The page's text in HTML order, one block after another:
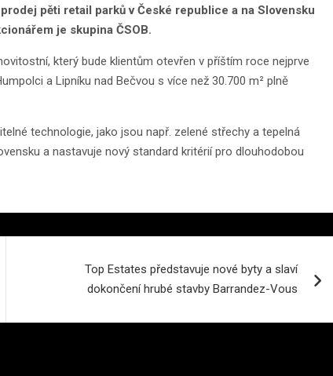
pěti retail parků v České republice a na Slovensku
je skupina ČSOB.
který bude klientům otevřen v příštím roce nejprve
a Lipníku nad Bečvou s více než 30.700 m² plně
technologie, jako jsou např. zelené střechy a tepelná
a nastavuje nový standard kritérií pro dlouhodobou
Top Estates představuje nové byty a slaví
dokončení hrubé stavby Barrandez-Vous